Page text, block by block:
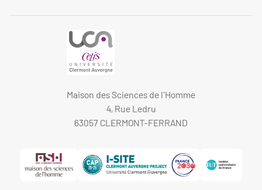
Maison des Sciences de l'Homme
4, Rue Ledru
63057 CLERMONT-FERRAND